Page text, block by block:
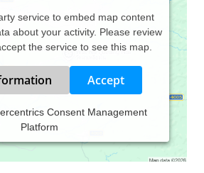
service to embed map content
about your activity. Please review
the service to see this map.
Accept
Consent Management
PlatformVerfahren,Methoden und
der Persönlichkeit des Klienten/der
Problematik anwende.